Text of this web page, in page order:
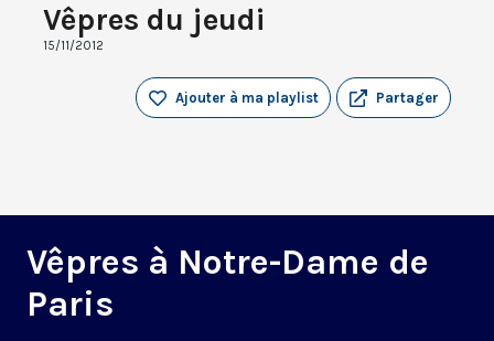
Vêpres du jeudi
15/11/2012
Partager
Ajouter à ma playlist
Vêpres à Notre-Dame de
Paris